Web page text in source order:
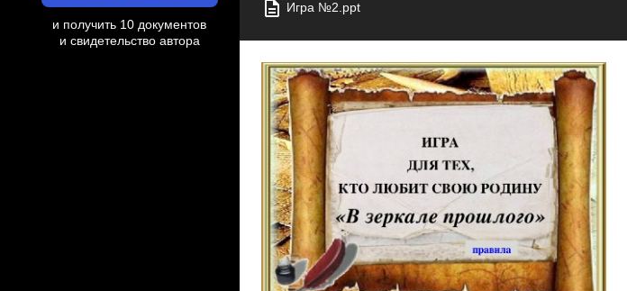
и получить 10 документов
и свидетельство автора
Игра №2.ppt